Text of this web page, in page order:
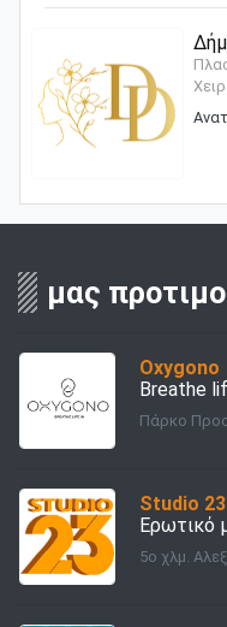
μας
Oxygono
Breathe
Πάρκο
Studio 23
Ερωτικό
5ο χλμ.